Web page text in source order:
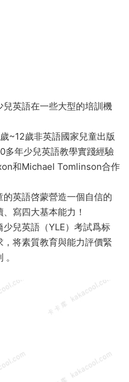
英語在一些大型的培訓機
~12歲非英語國家兒童出版
多年少兒英語教學實踐經驗
和Michael Tomlinson合作
英語啓蒙營造一個自信的
寫四大基本能力！
少兒英語（YLE）考試爲标
将素質教育與能力評價緊
。